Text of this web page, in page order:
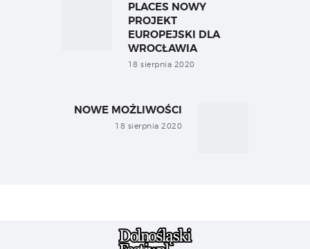
Previous
post:
PLACES NOWY
PROJEKT
EUROPEJSKI DLA
WROCŁAWIA
18 sierpnia 2020
NOWE MOŻLIWOŚCI
18 sierpnia 2020